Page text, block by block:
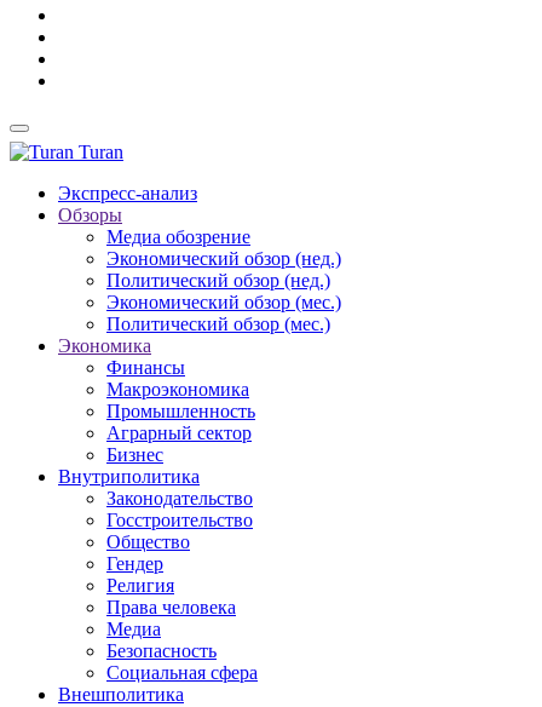
Turan
Экспресс-анализ
Обзоры
Медиа обозрение
Экономический обзор (нед.)
Политический обзор (нед.)
Экономический обзор (мес.)
Политический обзор (мес.)
Экономика
Финансы
Макроэкономика
Промышленность
Аграрный сектор
Бизнес
Внутриполитика
Законодательство
Госстроительство
Общество
Гендер
Религия
Права человека
Медиа
Безопасность
Социальная сфера
Внешполитика